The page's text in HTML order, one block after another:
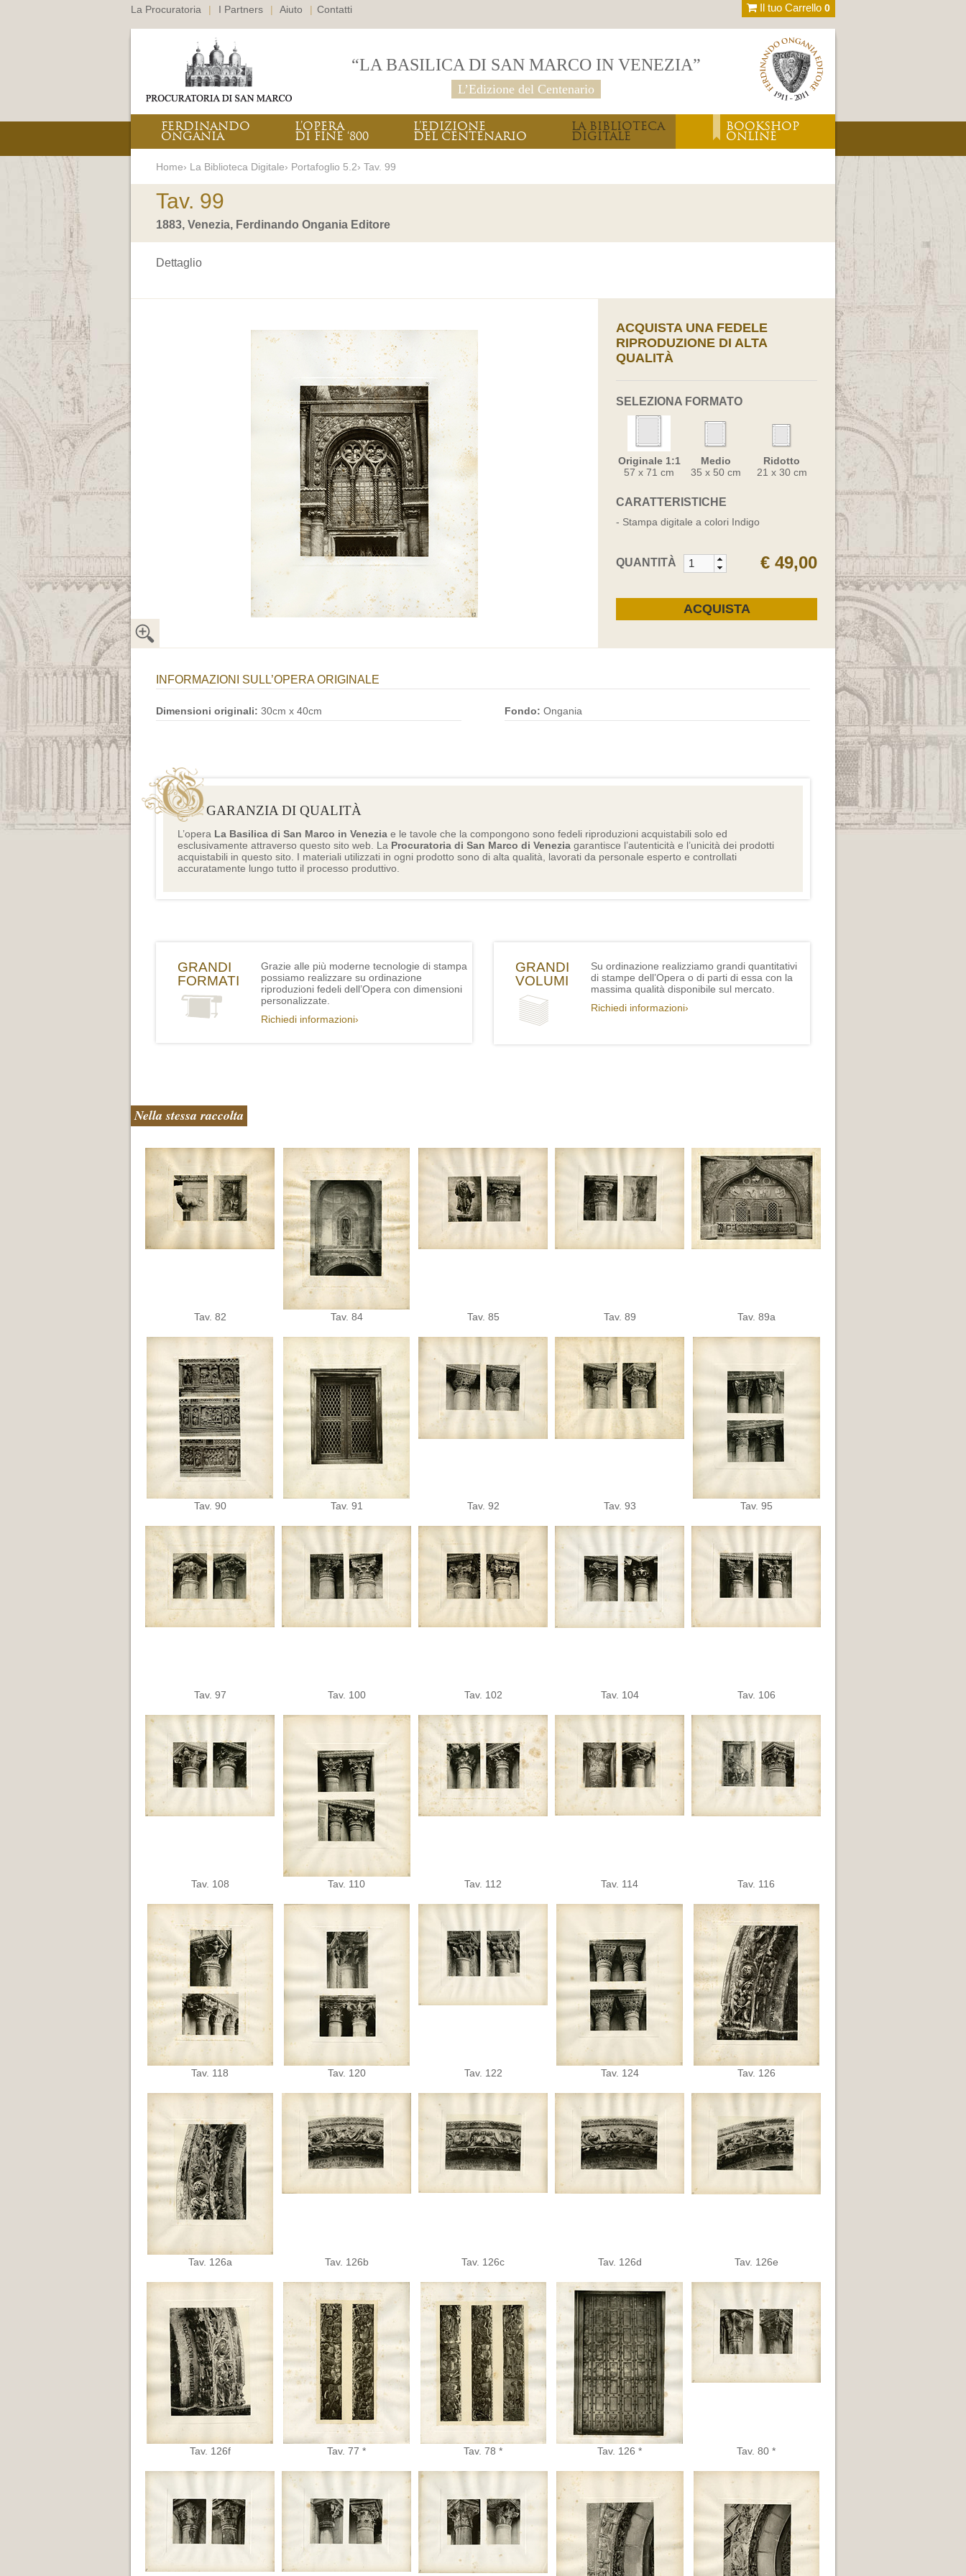
La Procuratoria | I Partners | Aiuto | Contatti Il tuo Carrello 0
“LA BASILICA DI SAN MARCO IN VENEZIA”
L’Edizione del Centenario
FERDINANDO
ONGANIA
L’OPERA
DI FINE ‘800
L’EDIZIONE
DEL CENTENARIO
LA BIBLIOTECA
DIGITALE
BOOKSHOP
ONLINE
Home› La Biblioteca Digitale› Portafoglio 5.2› Tav. 99
Tav. 99
1883, Venezia, Ferdinando Ongania Editore
Dettaglio
ACQUISTA UNA FEDELE
RIPRODUZIONE DI ALTA
QUALITÀ
SELEZIONA FORMATO
Originale 1:1
57 x 71 cm
Medio
35 x 50 cm
Ridotto
21 x 30 cm
CARATTERISTICHE
- Stampa digitale a colori Indigo
QUANTITÀ € 49,00
INFORMAZIONI SULL’OPERA ORIGINALE
Dimensioni originali: 30cm x 40cm Fondo: Ongania
GARANZIA DI QUALITÀ
L’opera La Basilica di San Marco in Venezia e le tavole che la compongono sono fedeli riproduzioni acquistabili solo ed
esclusivamente attraverso questo sito web. La Procuratoria di San Marco di Venezia garantisce l’autenticità e l’unicità dei prodotti
acquistabili in questo sito. I materiali utilizzati in ogni prodotto sono di alta qualità, lavorati da personale esperto e controllati
accuratamente lungo tutto il processo produttivo.
GRANDI
FORMATI
Grazie alle più moderne tecnologie di stampa
possiamo realizzare su ordinazione
riproduzioni fedeli dell’Opera con dimensioni
personalizzate.
Richiedi informazioni›
GRANDI
VOLUMI
Su ordinazione realizziamo grandi quantitativi
di stampe dell’Opera o di parti di essa con la
massima qualità disponibile sul mercato.
Richiedi informazioni›
Nella stessa raccolta
Tav. 82 Tav. 84 Tav. 85 Tav. 89 Tav. 89a
Tav. 90 Tav. 91 Tav. 92 Tav. 93 Tav. 95
Tav. 97 Tav. 100 Tav. 102 Tav. 104 Tav. 106
Tav. 108 Tav. 110 Tav. 112 Tav. 114 Tav. 116
Tav. 118 Tav. 120 Tav. 122 Tav. 124 Tav. 126
Tav. 126a Tav. 126b Tav. 126c Tav. 126d Tav. 126e
Tav. 126f Tav. 77 * Tav. 78 * Tav. 126 * Tav. 80 *